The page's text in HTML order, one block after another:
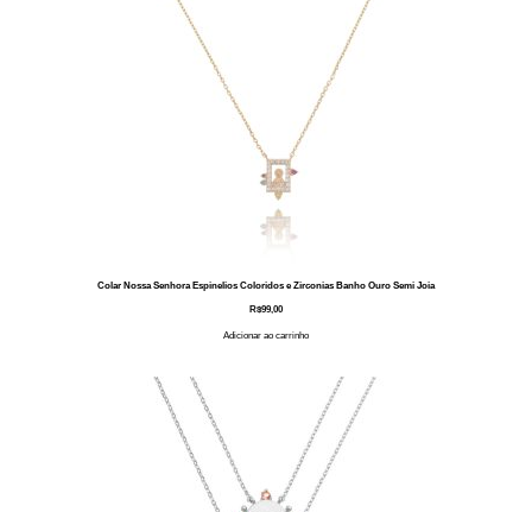
Colar Nossa Senhora Espinelios Coloridos e Zirconias Banho Ouro Semi Joia
R$99,00
Adicionar ao carrinho